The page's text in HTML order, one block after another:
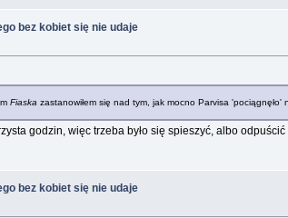
bez kobiet się nie udaje
Fiaska zastanowiłem się nad tym, jak mocno Parvisa
godzin, więc trzeba było się spieszyć, albo odpuścić
bez kobiet się nie udaje